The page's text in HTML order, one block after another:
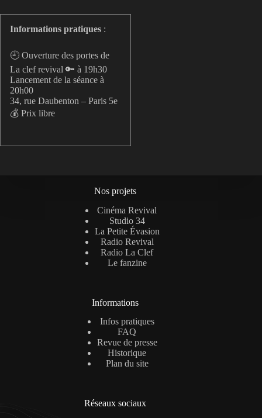
Informations pratiques :
🕘 Ouverture des portes de
La clef revival 🔑 à 19h30
Lancement de la séance à
20h00
34, rue Daubenton – Paris 5e
💰 Prix libre
Nos projets
Cinéma Revival
Studio 34
La Petite Évasion
Radio Revival
Radio La Clef
Le fanzine
Informations
Infos pratiques
FAQ
Revue de presse
Historique
Plan du site
Réseaux sociaux